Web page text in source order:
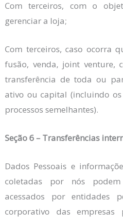
Com terceiros, com o
gerenciar a loja;
Com terceiros, caso ocorra
fusão, venda, joint venture,
transferência de toda ou
ativo ou capital (incluindo
processos semelhantes).
Seção 6 – Transferências
Dados Pessoais e
coletadas por nós
acessados por entidades
corporativo das